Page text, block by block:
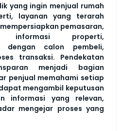
yang ingin menjual rumah
layanan yang terarah
pemasaran,
informasi properti,
dengan calon pembeli,
transaksi. Pendekatan
menjadi bagian
penjual memahami setiap
mengambil keputusan
informasi yang relevan,
mengejar proses yang